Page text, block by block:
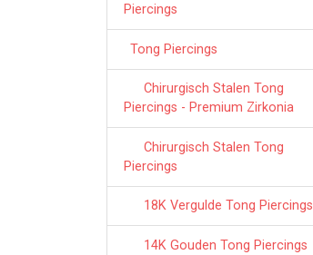
Piercings
Tong Piercings
Chirurgisch Stalen Tong
Piercings - Premium Zirkonia
Chirurgisch Stalen Tong
Piercings
18K Vergulde Tong Piercings
14K Gouden Tong Piercings